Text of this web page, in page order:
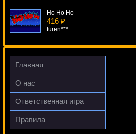
Ho Ho Ho
416 ₽
turen***
Книжки 6 Deluxe
4104 ₽
mgarkunov***
Главная
О нас
Ответственная игра
Правила
Книжки Deluxe